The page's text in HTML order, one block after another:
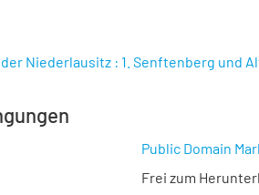
Niederlausitz : 1. Senftenberg und
Public Domain
Frei zum